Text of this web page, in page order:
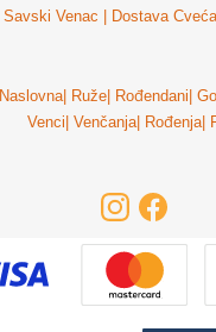
Savski Venac
Dostava
Naslovna| Ruže Rođendani
Venci Venčanja| Rođenja|